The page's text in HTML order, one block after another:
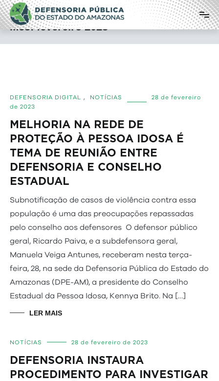
Pular
para
o
conteúdo
Defensoria Pública do Estado do
Amazonas
Mês:fevereiro 2023
DEFENSORIA DIGITAL , NOTÍCIAS
28 de fevereiro
de 2023
MELHORIA NA REDE DE
PROTEÇÃO À PESSOA IDOSA É
TEMA DE REUNIÃO ENTRE
DEFENSORIA E CONSELHO
Subnotificação de casos de violência contra essa
população é uma das preocupações repassadas
pelo conselho aos defensores O defensor público
geral, Ricardo Paiva, e a subdefensora geral,
Manuela Veiga Antunes, receberam nesta terça-
feira, 28, na sede da Defensoria Pública do Estado do
Amazonas (DPE-AM), a presidente do Conselho
Estadual da Pessoa Idosa, Kennya Brito. Na […]
LER MAIS
NOTÍCIAS 28 de fevereiro de 2023
DEFENSORIA INSTAURA
PROCEDIMENTO PARA INVESTIGAR